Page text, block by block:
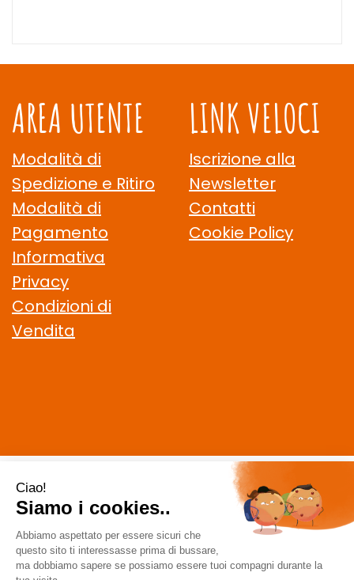
AREA UTENTE
Modalità di
Spedizione e Ritiro
Modalità di
Pagamento
Informativa
Privacy
Condizioni di
Vendita
LINK VELOCI
Iscrizione alla
Newsletter
Contatti
Cookie Policy
CELIACHIAMO.COM SRL
- VIA DELLA MAGLIANA, 183 00146
Roma (RM)
staff @ celiachiamo.com
| Tel.: 065506174| P.Iva:
10901621002 | Numero R.E.A.: 1212664